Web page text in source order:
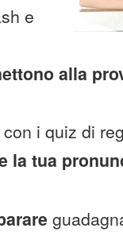
e
alla
i quiz di
la tua